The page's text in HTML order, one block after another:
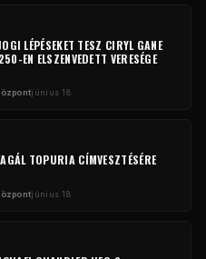
LÉPÉSEKET TESZ CIRYL GANE
EN ELSZENVEDETT VERESÉGE
június 18
TOPURIA CÍMVESZTÉSÉRE
június 18